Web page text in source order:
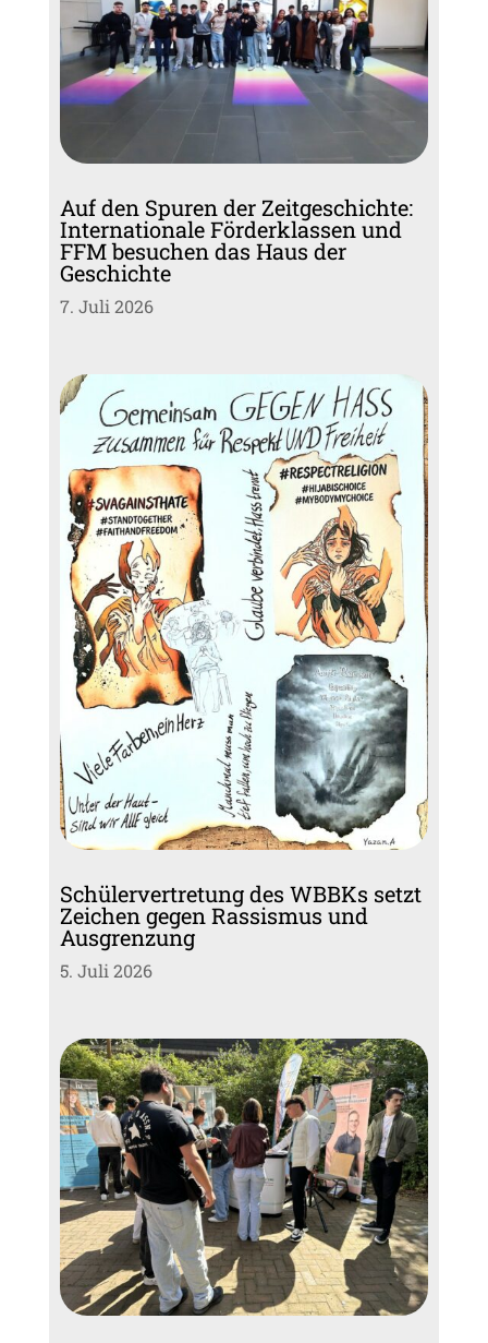
Auf den Spuren der Zeitgeschichte:
Internationale Förderklassen und
FFM besuchen das Haus der
Geschichte
7. Juli 2026
Schülervertretung des WBBKs setzt
Zeichen gegen Rassismus und
Ausgrenzung
5. Juli 2026